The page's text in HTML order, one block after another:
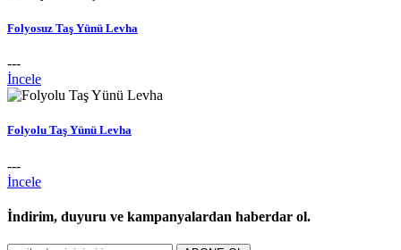
Folyosuz Taş Yünü Levha
---
İncele
Folyolu Taş Yünü Levha
---
İncele
İndirim, duyuru ve kampanyalardan haberdar ol.